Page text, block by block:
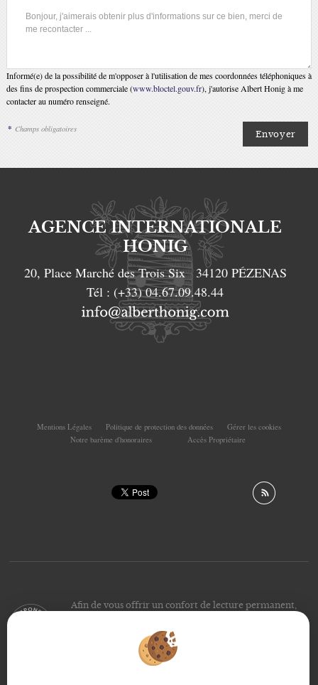
Informé(e) de la possibilité de m'opposer à l'utilisation de mes coordonnées téléphoniques à
des fins de prospection commerciale (www.bloctel.gouv.fr), j'autorise Albert Honig à me
contacter au numéro renseigné.
* Champs obligatoires
AGENCE INTERNATIONALE
HONIG
20, Place Marché des Trois Six 34120 PÉZENAS
Tél : (+33) 04.67.09.48.44
Mentions Légales Politique de protection des données
Gérer les cookies
Notre barème d'honoraires
Accès Propriétaire
Afin de vous offrir un confort de lecture permanent,
notre site s’adapte automatiquement aux différents types
d'écrans